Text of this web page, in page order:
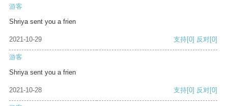
游客
Shriya sent you a frien
2021-10-29 支持[0] 反对[0]
游客
Shriya sent you a frien
2021-10-28 支持[0] 反对[0]